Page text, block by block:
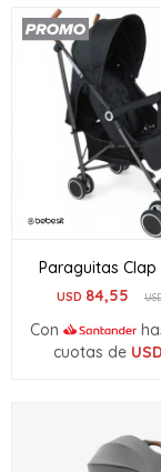
Paraguitas Clap
USD 84,55
Con
cuotas de USD